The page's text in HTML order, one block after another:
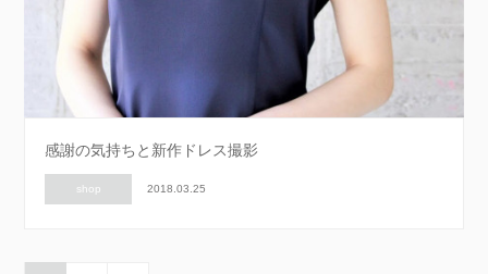
感謝の気持ちと新作ドレス撮影
shop 2018.03.25